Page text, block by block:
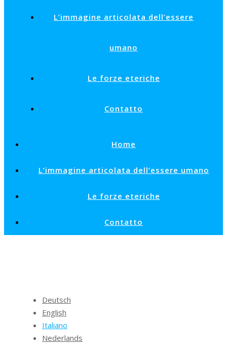
L’immagine articolata dell’essere
umano
Le forze eteriche
Contatto
Home
L’immagine articolata dell’essere umano
Le forze eteriche
Contatto
Deutsch
English
Italiano
Nederlands